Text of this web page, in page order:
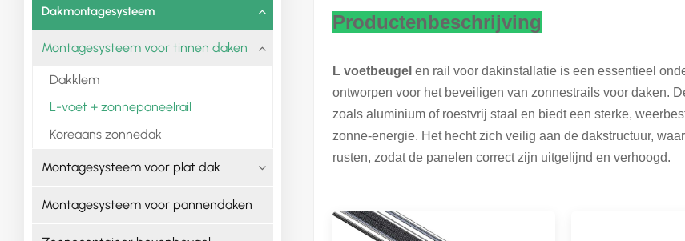
Dakmontagesysteem
Montagesysteem voor tinnen daken
Dakklem
L-voet + zonnepaneelrail
Koreaans zonnedak
Montagesysteem voor plat dak
Montagesysteem voor pannendaken
Productenbeschrijving
L voetbeugel en rail voor dakinstallatie is een essentieel
ontworpen voor het beveiligen van zonnestrails voor daken.
zoals aluminium of roestvrij staal en biedt een sterke,
zonne-energie. Het hecht zich veilig aan de dakstructuur,
rusten, zodat de panelen correct zijn uitgelijnd en verhoogd.